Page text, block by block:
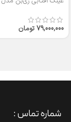
79,000,000تومان
شماره تماس :